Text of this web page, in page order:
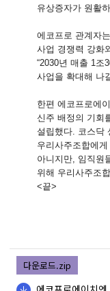
유상증자가 원활
에코프로 관계자
사업 경쟁력 강화
“2030년 매출 1조
사업을 확대해 나
한편 에코프로에
신주 배정의 기회
설립했다. 코스닥
우리사주조합에
아니지만, 임직원
위해 우리사주조
<끝>
다운로드.zip